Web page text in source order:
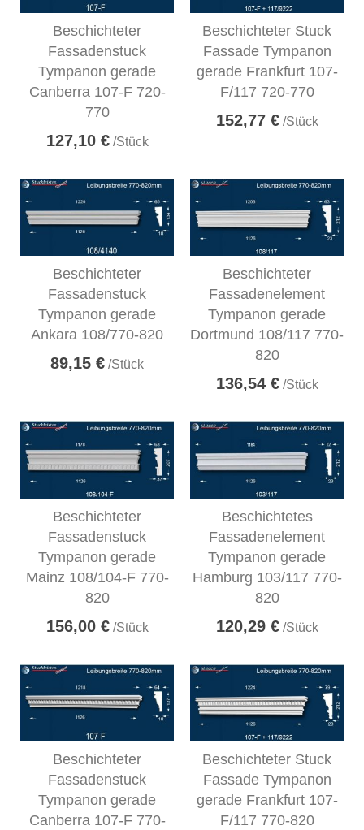
Beschichteter
Fassadenstuck
Tympanon gerade
Canberra 107-F 720-
770
127,10 €/Stück
Beschichteter Stuck
Fassade Tympanon
gerade Frankfurt 107-
F/117 720-770
152,77 €/Stück
Beschichteter
Fassadenstuck
Tympanon gerade
Ankara 108/770-820
89,15 € /Stück
Beschichteter
Fassadenelement
Tympanon gerade
Dortmund 108/117 770-
820
136,54 €/Stück
Beschichteter
Fassadenstuck
Tympanon gerade
Mainz 108/104-F 770-
820
156,00 €/Stück
Beschichtetes
Fassadenelement
Tympanon gerade
Hamburg 103/117 770-
820
120,29 €/Stück
Beschichteter
Fassadenstuck
Tympanon gerade
Canberra 107-F 770-
Beschichteter Stuck
Fassade Tympanon
gerade Frankfurt 107-
F/117 770-820